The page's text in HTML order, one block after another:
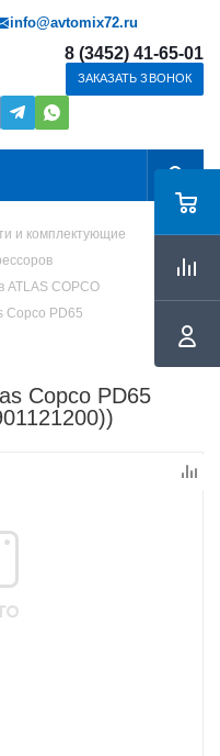
info@avtomix72.ru
8 (3452) 41-65-01
ЗАКАЗАТЬ ЗВОНОК
и комплектующие
ATLAS COPCO
Copco PD65
Copco PD65